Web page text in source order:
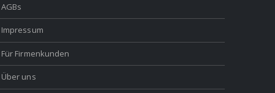
AGBs
Impressum
Für Firmenkunden
Über uns